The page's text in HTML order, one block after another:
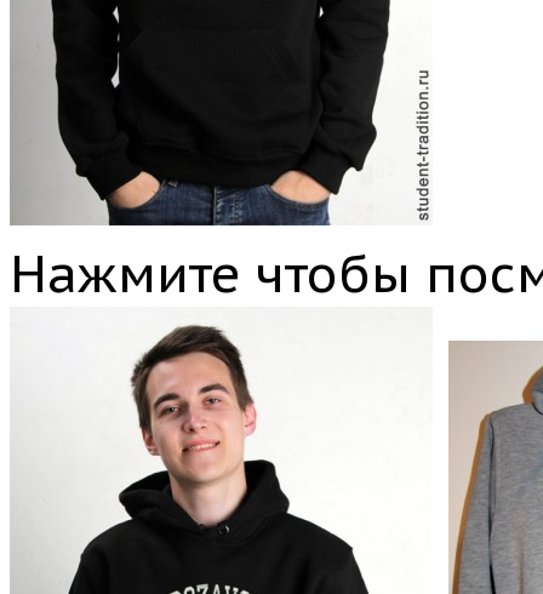
Нажмите чтобы